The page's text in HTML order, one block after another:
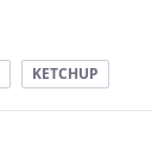
KETCHUP